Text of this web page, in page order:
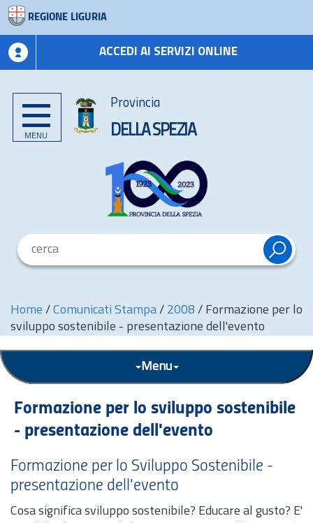
REGIONE LIGURIA
ACCEDI AI SERVIZI ONLINE
MENU
Provincia
DELLA SPEZIA
Home / Comunicati Stampa / 2008 / Formazione per lo
sviluppo sostenibile - presentazione dell'evento
Menu
Formazione per lo sviluppo sostenibile
- presentazione dell'evento
Formazione per lo Sviluppo Sostenibile -
presentazione dell'evento
Cosa significa sviluppo sostenibile? Educare al gusto? E'